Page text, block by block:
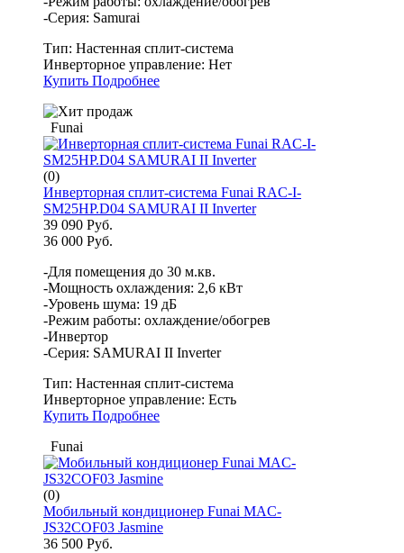
-Серия: Samurai
Тип: Настенная сплит-система
Инверторное управление: Нет
Купить Подробнее
Funai
(0)
Инверторная сплит-система Funai RAC-I-
SM25HP.D04 SAMURAI II Inverter
39 090 Руб.
36 000 Руб.
-Для помещения до 30 м.кв.
-Мощность охлаждения: 2,6 кВт
-Уровень шума: 19 дБ
-Режим работы: охлаждение/обогрев
-Инвертор
-Серия: SAMURAI II Inverter
Тип: Настенная сплит-система
Инверторное управление: Есть
Купить Подробнее
Funai
(0)
Мобильный кондиционер Funai MAC-
JS32COF03 Jasmine
36 500 Руб.